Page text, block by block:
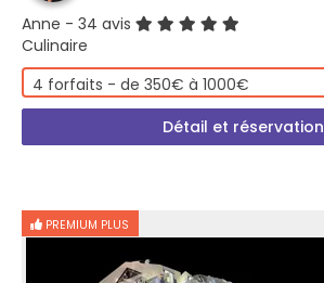
Anne - 34 avis
Culinaire
4 forfaits - de 350€ à 1000€
Détail et réservation
PREMIUM PLUS